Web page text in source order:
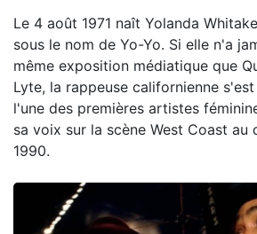
Le 4 août 1971 naît Yolanda
sous le nom de Yo-Yo. Si elle n'a
même exposition médiatique que
Lyte, la rappeuse californienne
l'une des premières artistes
sa voix sur la scène West Coast au
1990.